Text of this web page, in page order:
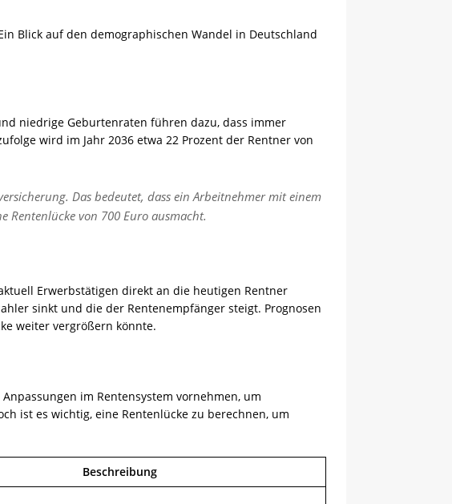
Blick auf den demographischen Wandel in Deutschland
niedrige Geburtenraten führen dazu, dass immer
wird im Jahr 2036 etwa 22 Prozent der Rentner von
Das bedeutet, dass ein Arbeitnehmer mit einem
Rentenlücke von 700 Euro ausmacht.
Erwerbstätigen direkt an die heutigen Rentner
sinkt und die der Rentenempfänger steigt. Prognosen
weiter vergrößern könnte.
im Rentensystem vornehmen, um
ist es wichtig, eine Rentenlücke zu berechnen, um
Beschreibung